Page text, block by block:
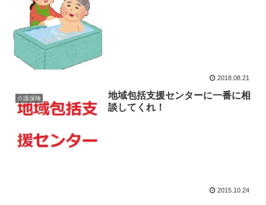
2018.08.21
介護保険
地域包括支援センターに一番に相
談してくれ！
2015.10.24